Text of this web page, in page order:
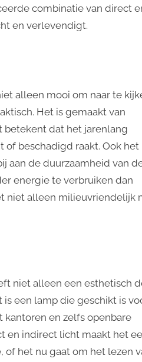
combinatie van direct
en verlevendigt.
alleen mooi om naar te
Het is gemaakt van
betekent dat het jarenlang
of beschadigd raakt. Ook het
aan de duurzaamheid van
energie te verbruiken dan
niet alleen milieuvriendelijk
niet alleen een esthetisch
is een lamp die geschikt is
en zelfs openbare
en indirect licht maakt het
of het nu gaat om het lezen